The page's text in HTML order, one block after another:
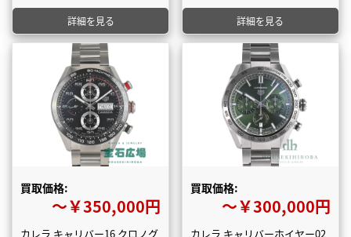
詳細を見る 詳細を見る
買取価格:
〜￥350,000円
カレラ キャリバー16 クロノグ
買取価格:
〜￥300,000円
カレラ キャリバーホイヤー02